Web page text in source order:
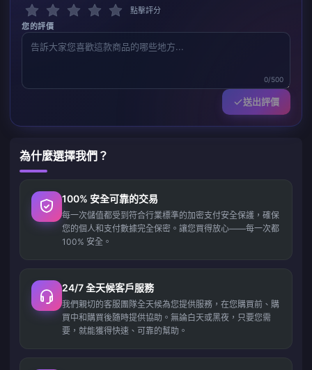
點擊評分
您的評價
0/500
送出評價
為什麼選擇我們？
100% 安全可靠的交易
每一次儲值都受到符合行業標準的加密支付安全保護，確保
您的個人和支付數據完全保密。讓您買得放心——每一次都
100% 安全。
24/7 全天候客戶服務
我們親切的客服團隊全天候為您提供服務，在您購買前、購
買中和購買後隨時提供協助。無論白天或黑夜，只要您需
要，就能獲得快速、可靠的幫助。